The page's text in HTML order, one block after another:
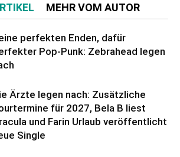
MEHR VOM AUTOR
perfekten Enden, dafür
Pop-Punk: Zebrahead legen
Ärzte legen nach: Zusätzliche
für 2027, Bela B liest
und Farin Urlaub veröffentlicht
Single